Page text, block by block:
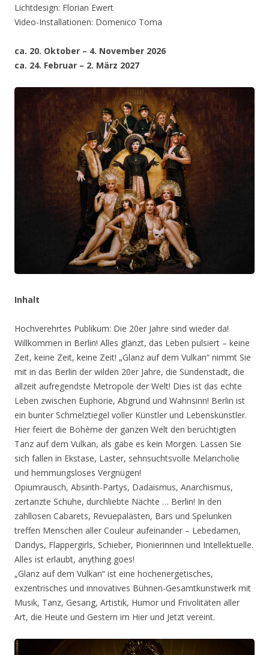
Lichtdesign: Florian Ewert
Video-Installationen: Domenico Toma
ca. 20. Oktober – 4. November 2026
ca. 24. Februar – 2. März 2027
Inhalt
Hochverehrtes Publikum: Die 20er Jahre sind wieder da!
Willkommen in Berlin! Alles glänzt, das Leben pulsiert – keine
Zeit, keine Zeit, keine Zeit! „Glanz auf dem Vulkan“ nimmt Sie
mit in das Berlin der wilden 20er Jahre, die Sündenstadt, die
allzeit aufregendste Metropole der Welt! Dies ist das echte
Leben zwischen Euphorie, Abgrund und Wahnsinn! Berlin ist
ein bunter Schmelztiegel voller Künstler und Lebenskünstler.
Hier feiert die Bohème der ganzen Welt den berüchtigten
Tanz auf dem Vulkan, als gäbe es kein Morgen. Lassen Sie
sich fallen in Ekstase, Laster, sehnsuchtsvolle Melancholie
und hemmungsloses Vergnügen!
Opiumrausch, Absinth-Partys, Dadaismus, Anarchismus,
zertanzte Schuhe, durchliebte Nächte … Berlin! In den
zahllosen Cabarets, Revuepalästen, Bars und Spelunken
treffen Menschen aller Couleur aufeinander – Lebedamen,
Dandys, Flappergirls, Schieber, Pionierinnen und Intellektuelle.
Alles ist erlaubt, anything goes!
„Glanz auf dem Vulkan“ ist eine hochenergetisches,
exzentrisches und innovatives Bühnen-Gesamtkunstwerk mit
Musik, Tanz, Gesang, Artistik, Humor und Frivolitäten aller
Art, die Heute und Gestern im Hier und Jetzt vereint.